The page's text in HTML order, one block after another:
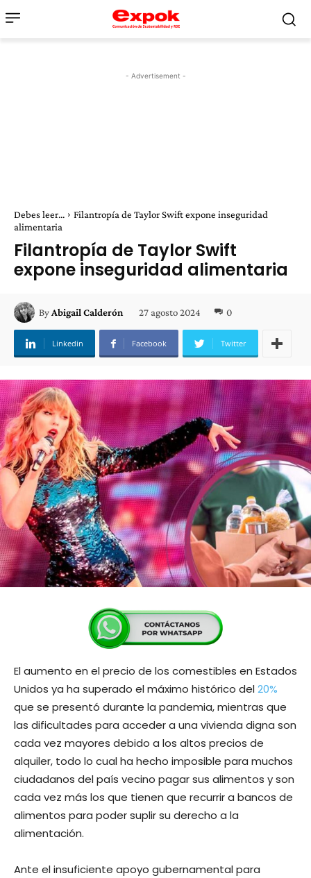
- Advertisement -
Debes leer...
Filantropía de Taylor Swift expone inseguridad
alimentaria
Filantropía de Taylor Swift
expone inseguridad alimentaria
By Abigail Calderón 27 agosto 2024 0
Linkedin Facebook Twitter
El aumento en el precio de los comestibles en Estados
Unidos ya ha superado el máximo histórico del20%
que se presentó durante la pandemia, mientras que
las dificultades para acceder a una vivienda digna son
cada vez mayores debido a los altos precios de
alquiler, todo lo cual ha hecho imposible para muchos
ciudadanos del país vecino pagar sus alimentos y son
cada vez más los que tienen que recurrir a bancos de
alimentos para poder suplir su derecho a la
alimentación.
Ante el insuficiente apoyo gubernamental para